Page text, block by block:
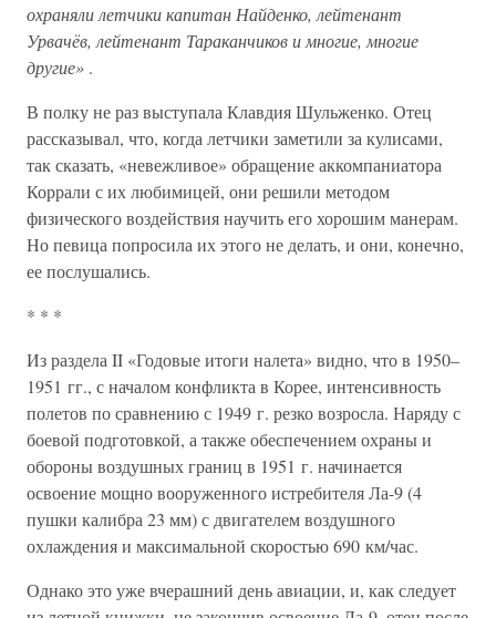
охраняли летчики капитан Найденко, лейтенант
Урвачёв, лейтенант Тараканчиков и многие, многие
другие» .
В полку не раз выступала Клавдия Шульженко. Отец
рассказывал, что, когда летчики заметили за кулисами,
так сказать, «невежливое» обращение аккомпаниатора
Коррали с их любимицей, они решили методом
физического воздействия научить его хорошим манерам.
Но певица попросила их этого не делать, и они, конечно,
ее послушались.
* * *
Из раздела II «Годовые итоги налета» видно, что в 1950–
1951 гг., с началом конфликта в Корее, интенсивность
полетов по сравнению с 1949 г. резко возросла. Наряду с
боевой подготовкой, а также обеспечением охраны и
обороны воздушных границ в 1951 г. начинается
освоение мощно вооруженного истребителя Ла-9 (4
пушки калибра 23 мм) с двигателем воздушного
охлаждения и максимальной скоростью 690 км/час.
Однако это уже вчерашний день авиации, и, как следует